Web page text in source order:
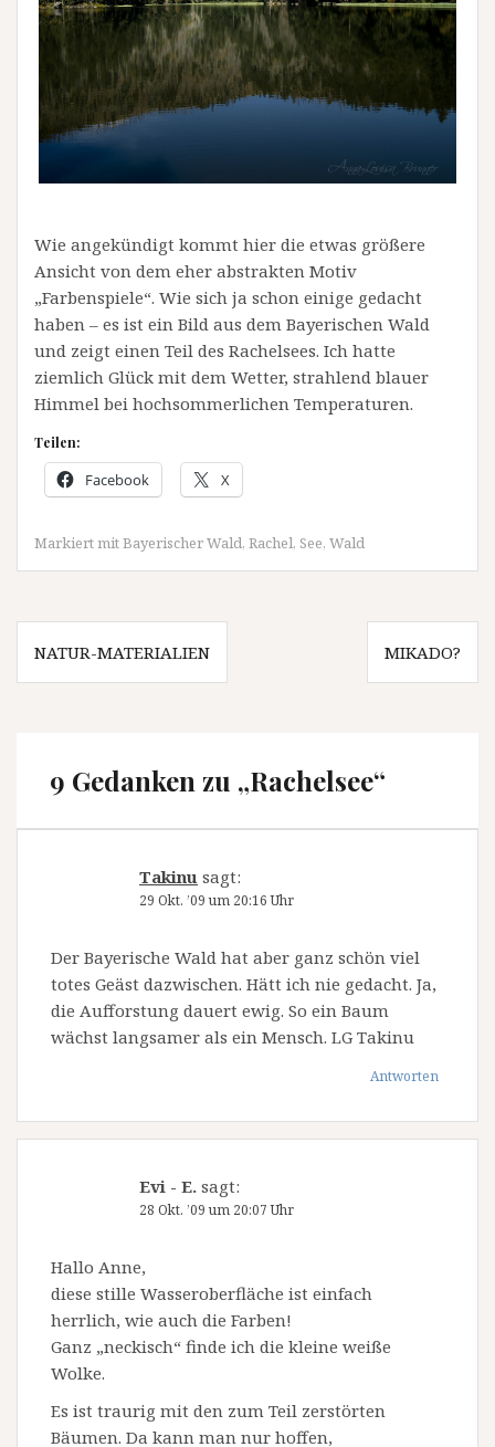
Wie angekündigt kommt hier die etwas größere
Ansicht von dem eher abstrakten Motiv
„Farbenspiele“. Wie sich ja schon einige gedacht
haben – es ist ein Bild aus dem Bayerischen Wald
und zeigt einen Teil des Rachelsees. Ich hatte
ziemlich Glück mit dem Wetter, strahlend blauer
Himmel bei hochsommerlichen Temperaturen.
Teilen:
Facebook X
Markiert mitBayerischer Wald, Rachel, See, Wald
Beitragsnavigation
NATUR-MATERIALIEN MIKADO?
9 Gedanken zu „Rachelsee“
Takinu sagt:
29 Okt. ’09 um 20:16 Uhr
Der Bayerische Wald hat aber ganz schön viel
totes Geäst dazwischen. Hätt ich nie gedacht. Ja,
die Aufforstung dauert ewig. So ein Baum
wächst langsamer als ein Mensch. LG Takinu
Antworten
Evi - E. sagt:
28 Okt. ’09 um 20:07 Uhr
Hallo Anne,
diese stille Wasseroberfläche ist einfach
herrlich, wie auch die Farben!
Ganz „neckisch“ finde ich die kleine weiße
Wolke.
Es ist traurig mit den zum Teil zerstörten
Bäumen. Da kann man nur hoffen,